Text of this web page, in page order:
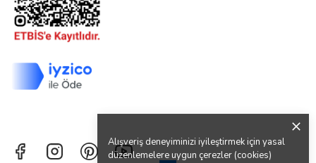
Alışveriş deneyiminizi iyileştirmek için yasal
düzenlemelere uygun çerezler (cookies)